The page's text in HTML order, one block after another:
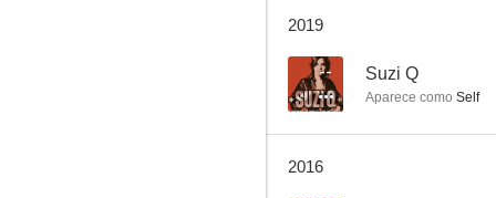
2019
-- Suzi Q
Aparece como Self
2016